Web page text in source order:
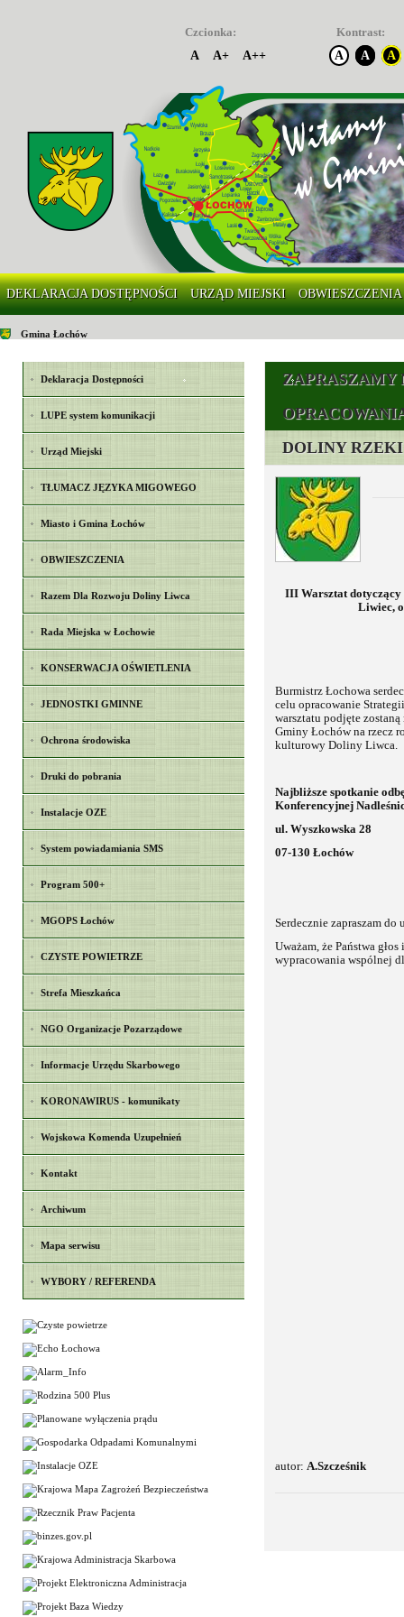
Czcionka:
A
A+ A++
Kontrast:
A
A A
DEKLARACJA DOSTĘPNOŚCI URZĄD MIEJSKI OBWIESZCZENIA
Gmina Łochów
Deklaracja Dostępności
LUPE system komunikacji
Urząd Miejski
TŁUMACZ JĘZYKA MIGOWEGO
Miasto i Gmina Łochów
OBWIESZCZENIA
Razem Dla Rozwoju Doliny Liwca
Rada Miejska w Łochowie
KONSERWACJA OŚWIETLENIA
JEDNOSTKI GMINNE
Ochrona środowiska
Druki do pobrania
Instalacje OZE
System powiadamiania SMS
Program 500+
MGOPS Łochów
CZYSTE POWIETRZE
Strefa Mieszkańca
NGO Organizacje Pozarządowe
Informacje Urzędu Skarbowego
KORONAWIRUS - komunikaty
Wojskowa Komenda Uzupełnień
Kontakt
Archiwum
Mapa serwisu
WYBORY / REFERENDA
ZAPRASZAMY
DOLINY
III Warsztat
Liwiec,
Burmistrz Łochowa
celu opracowanie
warsztatu podjęte
Gminy Łochów na rzecz
kulturowy Doliny Liwca.
Najbliższe spotkanie
Konferencyjnej
ul. Wyszkowska 28
07-130 Łochów
Serdecznie zapraszam do
Uważam, że Państwa
wypracowania wspólnej
autor: A.Szcześnik